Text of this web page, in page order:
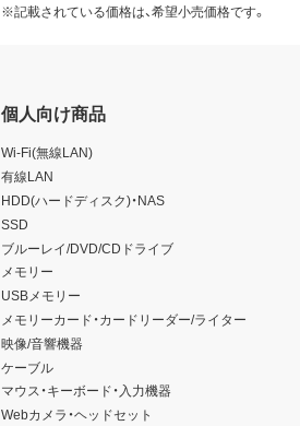
※記載されている価格は、希望小売価格です。
個人向け商品
Wi-Fi(無線LAN)
有線LAN
HDD(ハードディスク)・NAS
SSD
ブルーレイ/DVD/CDドライブ
メモリー
USBメモリー
メモリーカード・カードリーダー/ライター
映像/音響機器
ケーブル
マウス・キーボード・入力機器
Webカメラ・ヘッドセット